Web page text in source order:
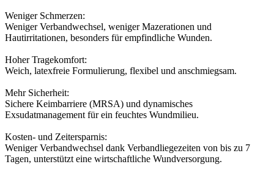
Weniger Schmerzen:
Weniger Verbandwechsel, weniger Mazerationen und
Hautirritationen, besonders für empfindliche Wunden.
Hoher Tragekomfort:
Weich, latexfreie Formulierung, flexibel und anschmiegsam.
Mehr Sicherheit:
Sichere Keimbarriere (MRSA) und dynamisches
Exsudatmanagement für ein feuchtes Wundmilieu.
Kosten- und Zeitersparnis:
Weniger Verbandwechsel dank Verbandliegezeiten von bis zu 7
Tagen, unterstützt eine wirtschaftliche Wundversorgung.